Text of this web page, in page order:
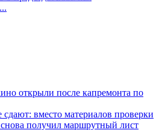
открыли после капремонта по